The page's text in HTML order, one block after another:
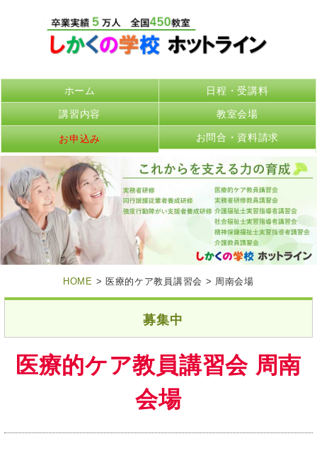
ホーム 日程・受講料
講習内容 教室会場
お申込み お問合・資料請求
HOME > 医療的ケア教員講習会 > 周南会場
募集中
医療的ケア教員講習会 周南
会場